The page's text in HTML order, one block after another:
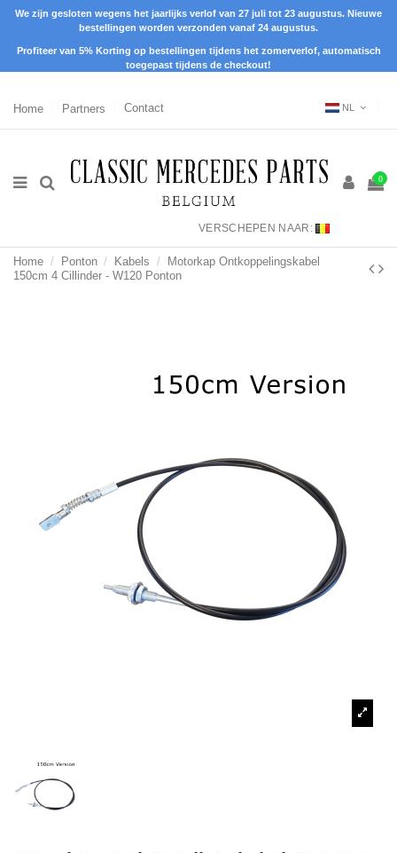
We zijn gesloten wegens het jaarlijks verlof van 27 juli tot 23 augustus. Nieuwe
bestellingen worden verzonden vanaf 24 augustus.
Profiteer van 5% Korting op bestellingen tijdens het zomerverlof, automatisch
toegepast tijdens de checkout!
Home Partners Contact NL
0
VERSCHEPEN NAAR:
Home Ponton Kabels
Motorkap Ontkoppelingskabel
150cm 4 Cillinder - W120 Ponton